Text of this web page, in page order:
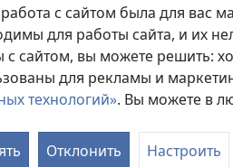
с сайтом была для вас
для работы сайта, и их
с сайтом, вы можете решить:
для рекламы и
технологий». Вы можете в
Отклонить Настроить
меня Иегова: он
меня позор» ш .
26
Когда Елизавета
беременности, Бог
обручённой с мужчиной